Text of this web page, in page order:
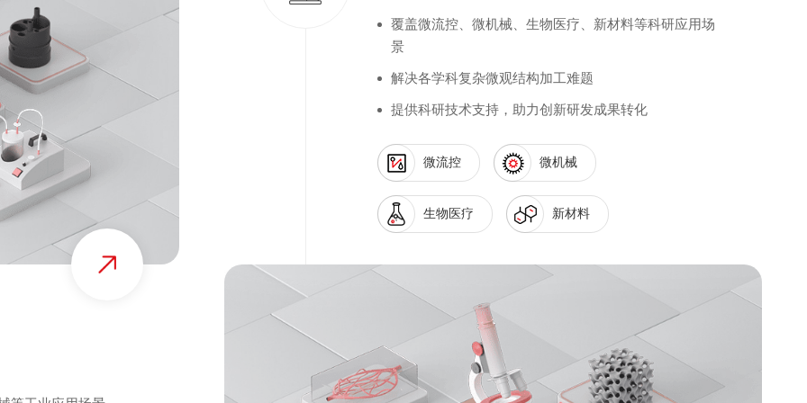
覆盖微流控、微机械、生物医疗、新材料等科研应用场
景
解决各学科复杂微观结构加工难题
提供科研技术支持，助力创新研发成果转化
微流控 微机械
生物医疗 新材料